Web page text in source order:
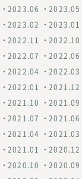
2023.06 2023.05
2023.02 2023.01
2022.11 2022.10
2022.07 2022.06
2022.04 2022.03
2022.01 2021.12
2021.10 2021.09
2021.07 2021.06
2021.04 2021.03
2021.01 2020.12
2020.10 2020.09